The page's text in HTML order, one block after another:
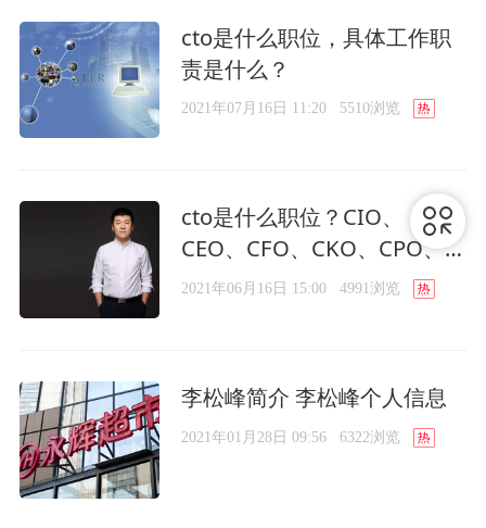
cto是什么职位，具体工作职
责是什么？
2021年07月16日 11:20 5510浏览
cto是什么职位？CIO、
CEO、CFO、CKO、CPO、
CGO之间有什么区别？
2021年06月16日 15:00 4991浏览
李松峰简介 李松峰个人信息
2021年01月28日 09:56 6322浏览